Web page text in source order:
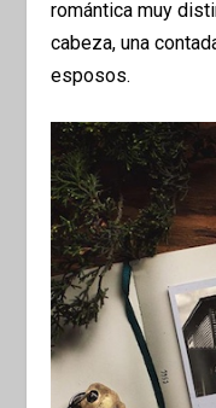
romántica muy
cabeza, una
esposos.